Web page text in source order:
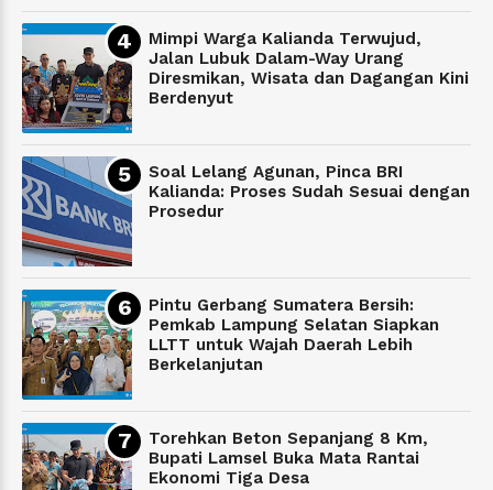
Mimpi Warga Kalianda Terwujud,
Jalan Lubuk Dalam-Way Urang
Diresmikan, Wisata dan Dagangan Kini
Berdenyut
Soal Lelang Agunan, Pinca BRI
Kalianda: Proses Sudah Sesuai dengan
Prosedur
Pintu Gerbang Sumatera Bersih:
Pemkab Lampung Selatan Siapkan
LLTT untuk Wajah Daerah Lebih
Berkelanjutan
Torehkan Beton Sepanjang 8 Km,
Bupati Lamsel Buka Mata Rantai
Ekonomi Tiga Desa